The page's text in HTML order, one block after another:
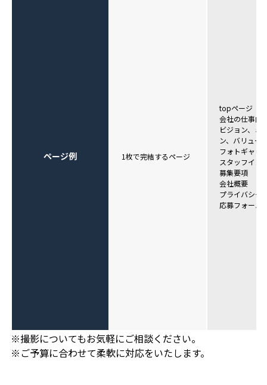
ページ例 1枚で完結するページ
topページ
会社の仕事内
ビジョン、ミ
ン、バリュー
フォトギャラ
スタッフイン
募集要項
会社概要
プライバシー
応募フォーム
※撮影についてもお気軽にご相談ください。
※ご予算に合わせて柔軟に対応をいたします。